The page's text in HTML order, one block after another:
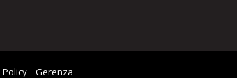
Policy Gerenza